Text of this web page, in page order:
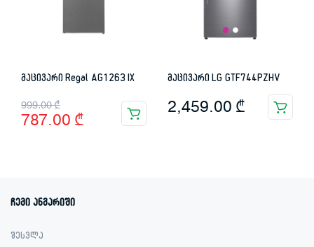
მაცივარი Regal AG1263 IX
999.00₾
Original
price
787.00 ₾
Current
price
მაცივარი LG GTF744PZHV
2,459.00 ₾
ჩემი ანგარიში
შესვლა